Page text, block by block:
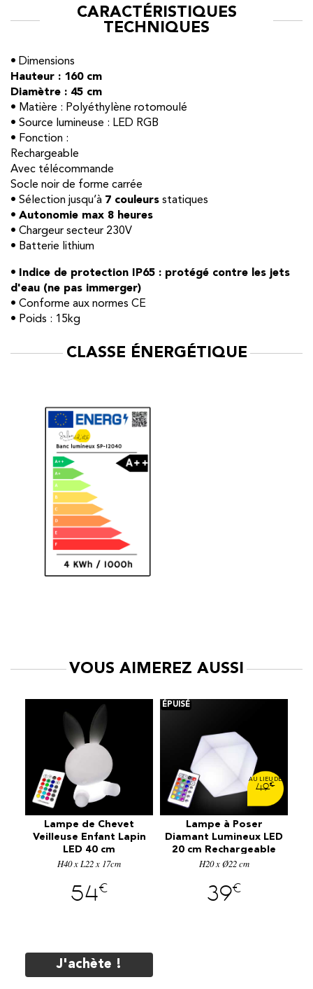
CARACTÉRISTIQUES
TECHNIQUES
• Dimensions
Hauteur : 160 cm
Diamètre : 45 cm
• Matière : Polyéthylène rotomoulé
• Source lumineuse : LED RGB
• Fonction :
Rechargeable
Avec télécommande
Socle noir de forme carrée
• Sélection jusqu’à 7 couleurs statiques
• Autonomie max 8 heures
• Chargeur secteur 230V
• Batterie lithium
•
Indice de protection IP65 : protégé contre les jets
d'eau (ne pas immerger)
• Conforme aux normes CE
• Poids : 15kg
CLASSE ÉNERGÉTIQUE
VOUS AIMEREZ AUSSI
Lampe de Chevet
Veilleuse Enfant Lapin
LED 40 cm
Rechargeable
H40 x L22 x 17cm
54€
J'achète !
49€
Lampe à Poser
Diamant Lumineux LED
20 cm Rechargeable
H20 x Ø22 cm
39€